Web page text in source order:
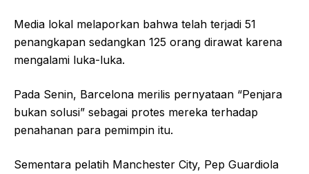
Media lokal melaporkan bahwa telah terjadi 51
penangkapan sedangkan 125 orang dirawat karena
mengalami luka-luka.
Pada Senin, Barcelona merilis pernyataan “Penjara
bukan solusi” sebagai protes mereka terhadap
penahanan para pemimpin itu.
Sementara pelatih Manchester City, Pep Guardiola